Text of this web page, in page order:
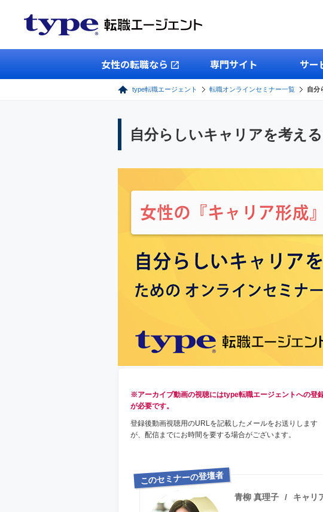
女性の転職なら 専門サイト サー
type転職エージェント 転職オンラインセミナー一覧 自分
自分らしいキャリアを考え
※アーカイブ動画の視聴にはtype転職エージェントへの登
が必要です。
登録後動画視聴用のURLを記載したメールをお送りします
が、配信までにお時間を要する場合がございます。
このセミナーの登壇者
青柳 真理子 キャリ